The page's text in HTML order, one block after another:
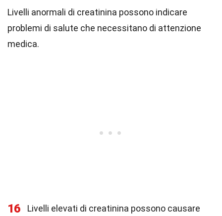
Livelli anormali di creatinina possono indicare
problemi di salute che necessitano di attenzione
medica.
16
Livelli elevati di creatinina possono causare